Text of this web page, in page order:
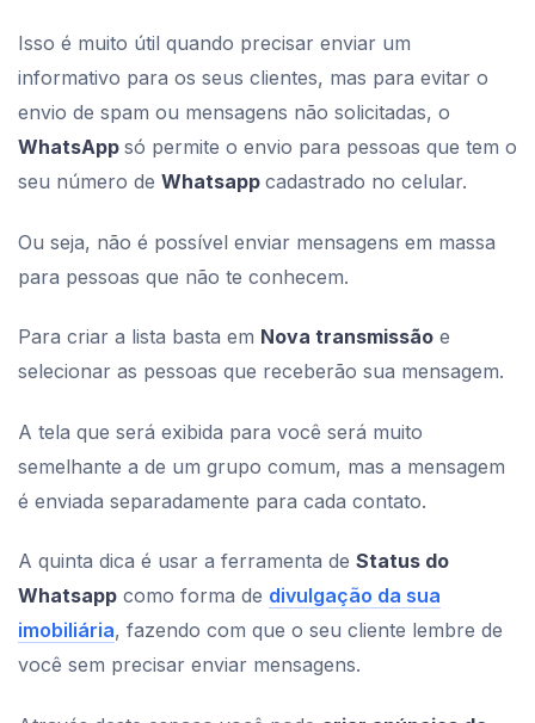
Isso é muito útil quando precisar enviar um
informativo para os seus clientes, mas para evitar o
envio de spam ou mensagens não solicitadas, o
WhatsApp só permite o envio para pessoas que tem o
seu número de Whatsapp cadastrado no celular.
Ou seja, não é possível enviar mensagens em massa
para pessoas que não te conhecem.
Para criar a lista basta em Nova transmissão e
selecionar as pessoas que receberão sua mensagem.
A tela que será exibida para você será muito
semelhante a de um grupo comum, mas a mensagem
é enviada separadamente para cada contato.
A quinta dica é usar a ferramenta de Status do
Whatsapp como forma de divulgação da sua
imobiliária, fazendo com que o seu cliente lembre de
você sem precisar enviar mensagens.